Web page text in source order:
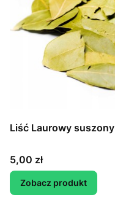
Liść Laurowy suszony
Cena
5,00 zł
Zobacz produkt